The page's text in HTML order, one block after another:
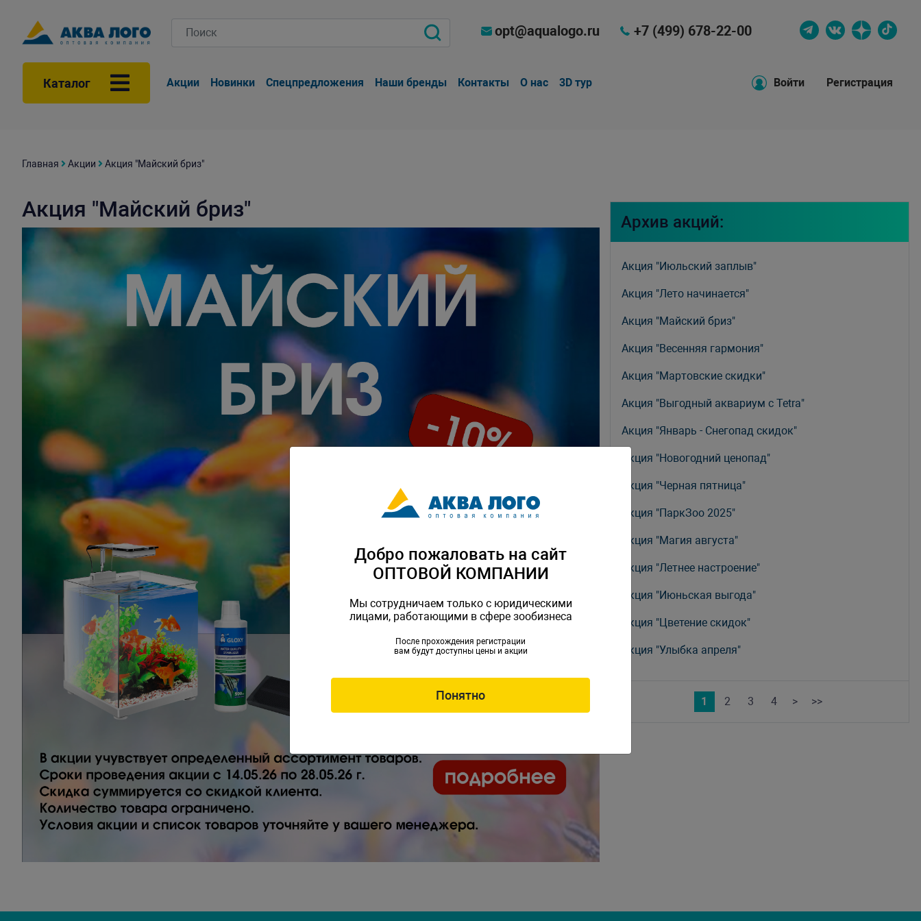
opt@aqualogo.ru +7 (499) 678-22-00
Каталог Акции Новинки Спецпредложения Наши бренды Контакты О нас 3D тур Войти Регистрация
Главная Акции Акция "Майский бриз"
Акция "Майский бриз" Архив акций:
Акция "Июльский заплыв"
Акция "Лето начинается"
Акция "Майский бриз"
Акция "Весенняя гармония"
Акция "Мартовские скидки"
Акция "Выгодный аквариум с Tetra"
Акция "Январь - Снегопад скидок"
Акция "Новогодний ценопад"
Акция "Черная пятница"
Акция "ПаркЗоо 2025"
Акция "Магия августа"
Акция "Летнее настроение"
Акция "Июньская выгода"
Акция "Цветение скидок"
Акция "Улыбка апреля"
1 2 3 4 > >>
Добро пожаловать на сайт
ОПТОВОЙ КОМПАНИИ
Мы сотрудничаем только с юридическими
лицами, работающими в сфере зообизнеса
После прохождения регистрации
вам будут доступны цены и акции
Понятно